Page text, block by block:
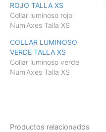
ROJO TALLA XS
Collar luminoso rojo
Num'Axes Talla XS
COLLAR LUMINOSO
VERDE TALLA XS
Collar luminoso verde
Num'Axes Talla XS
Productos relacionados